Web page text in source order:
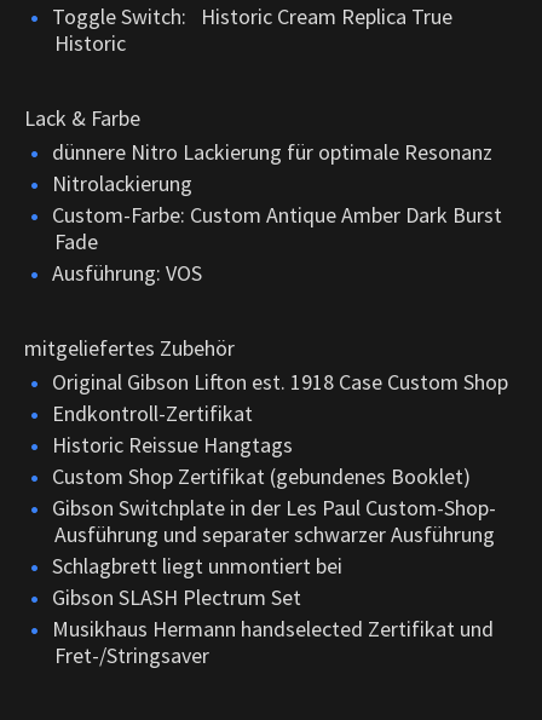
Toggle Switch: Historic Cream Replica True
Historic
Lack & Farbe
dünnere Nitro Lackierung für optimale Resonanz
Nitrolackierung
Custom-Farbe: Custom Antique Amber Dark Burst
Fade
Ausführung: VOS
mitgeliefertes Zubehör
Original Gibson Lifton est. 1918 Case Custom Shop
Endkontroll-Zertifikat
Historic Reissue Hangtags
Custom Shop Zertifikat (gebundenes Booklet)
Gibson Switchplate in der Les Paul Custom-Shop-
Ausführung und separater schwarzer Ausführung
Schlagbrett liegt unmontiert bei
Gibson SLASH Plectrum Set
Musikhaus Hermann handselected Zertifikat und
Fret-/Stringsaver